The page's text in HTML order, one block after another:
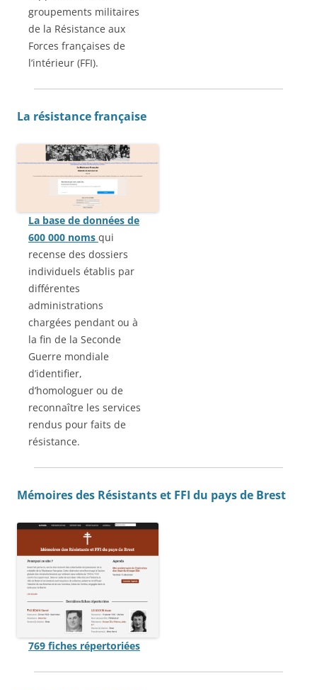
groupements militaires
de la Résistance aux
Forces françaises de
l’intérieur (FFI).
La résistance française
La base de données de
600 000 noms qui
recense des dossiers
individuels établis par
différentes
administrations
chargées pendant ou à
la fin de la Seconde
Guerre mondiale
d’identifier,
d’homologuer ou de
reconnaître les services
rendus pour faits de
résistance.
Mémoires des Résistants et FFI du pays de Brest
769 fiches répertoriées